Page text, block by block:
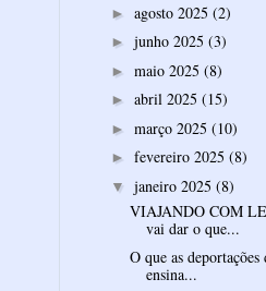
► agosto 2025 (2)
► junho 2025 (3)
► maio 2025 (8)
► abril 2025 (15)
► março 2025 (10)
► fevereiro 2025 (8)
▼ janeiro 2025 (8)
VIAJANDO COM
vai dar o que...
O que as
ensina...